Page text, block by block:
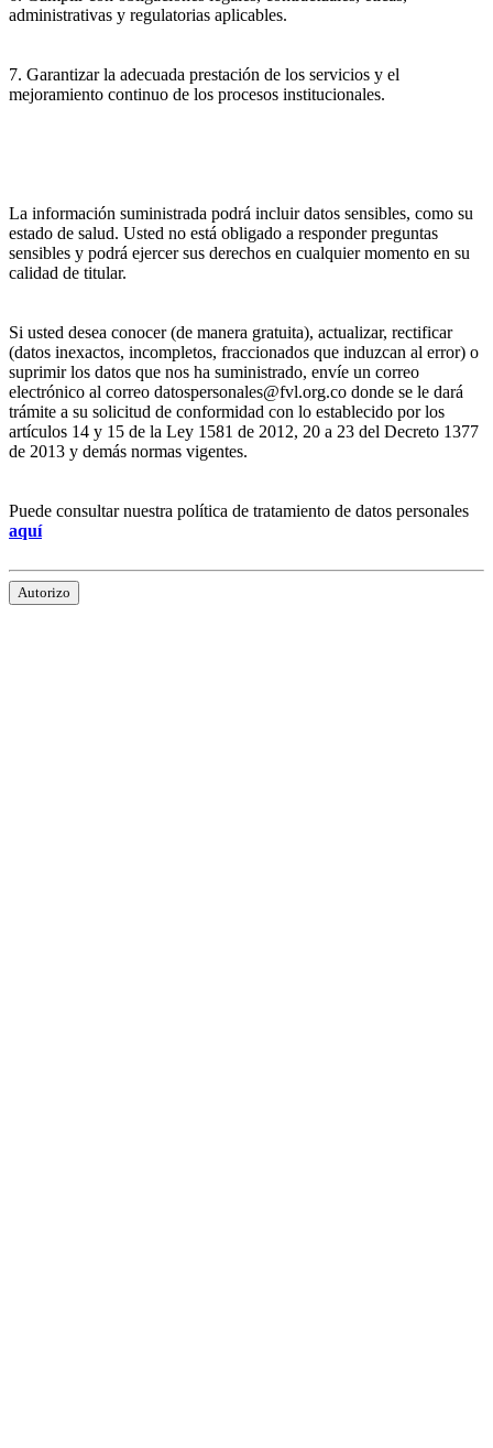
administrativas y regulatorias aplicables.
7. Garantizar la adecuada prestación de los servicios y el
mejoramiento continuo de los procesos institucionales.
La información suministrada podrá incluir datos sensibles, como su
estado de salud. Usted no está obligado a responder preguntas
sensibles y podrá ejercer sus derechos en cualquier momento en su
calidad de titular.
Si usted desea conocer (de manera gratuita), actualizar, rectificar
(datos inexactos, incompletos, fraccionados que induzcan al error) o
suprimir los datos que nos ha suministrado, envíe un correo
electrónico al correo datospersonales@fvl.org.co donde se le dará
trámite a su solicitud de conformidad con lo establecido por los
artículos 14 y 15 de la Ley 1581 de 2012, 20 a 23 del Decreto 1377
de 2013 y demás normas vigentes.
Puede consultar nuestra política de tratamiento de datos personales
aquí
Autorizo